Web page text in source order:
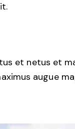
et netus et
augue